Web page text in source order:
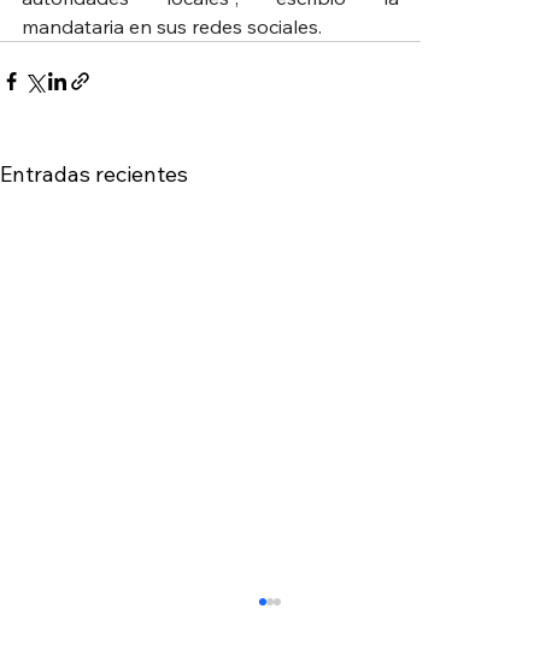
mandataria en sus redes sociales.
Entradas recientes